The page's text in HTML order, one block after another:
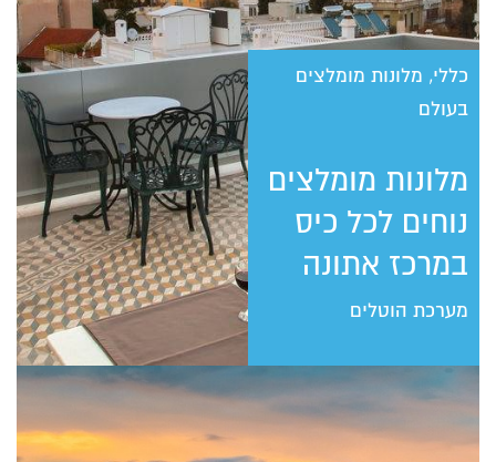
כללי, מלונות מומלצים
בעולם
מלונות מומלצים
נוחים לכל כיס
במרכז אתונה
מערכת הוטלים